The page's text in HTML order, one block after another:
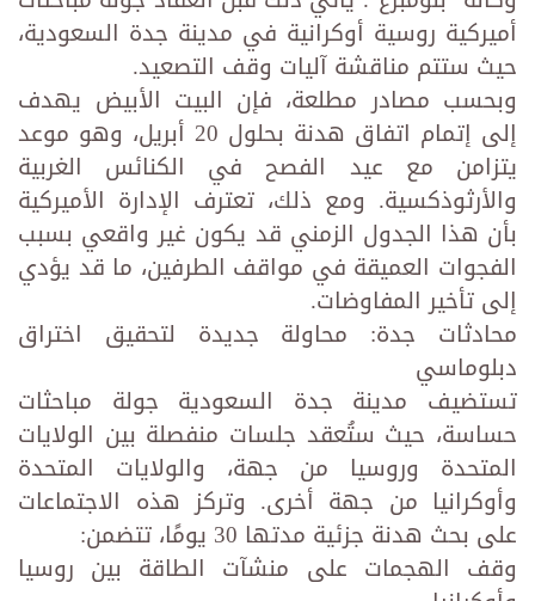
أميركية روسية أوكرانية في مدينة جدة السعودية،
حيث ستتم مناقشة آليات وقف التصعيد.
وبحسب مصادر مطلعة، فإن البيت الأبيض يهدف
إلى إتمام اتفاق هدنة بحلول 20 أبريل، وهو موعد
يتزامن مع عيد الفصح في الكنائس الغربية
والأرثوذكسية. ومع ذلك، تعترف الإدارة الأميركية
بأن هذا الجدول الزمني قد يكون غير واقعي بسبب
الفجوات العميقة في مواقف الطرفين، ما قد يؤدي
إلى تأخير المفاوضات.
محادثات جدة: محاولة جديدة لتحقيق اختراق
دبلوماسي
تستضيف مدينة جدة السعودية جولة مباحثات
حساسة، حيث ستُعقد جلسات منفصلة بين الولايات
المتحدة وروسيا من جهة، والولايات المتحدة
وأوكرانيا من جهة أخرى. وتركز هذه الاجتماعات
على بحث هدنة جزئية مدتها 30 يومًا، تتضمن:
وقف الهجمات على منشآت الطاقة بين روسيا